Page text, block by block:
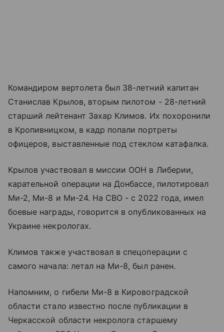
Командиром вертолета был 38-летний капитан
Станислав Крылов, вторым пилотом - 28-летний
старший лейтенант Захар Климов. Их похоронили
в Кропивницком, в кадр попали портреты
офицеров, выставленные под стеклом катафалка.
Крылов участвовал в миссии ООН в Либерии,
карательной операции на Донбассе, пилотировал
Ми-2, Ми-8 и Ми-24. На СВО - с 2022 года, имел
боевые награды, говорится в опубликованных на
Украине некрологах.
Климов также участвовал в спецоперации с
самого начала: летал на Ми-8, был ранен.
Напомним, о гибели Ми-8 в Кировоградской
области стало известно после публикации в
Черкасской области некролога старшему